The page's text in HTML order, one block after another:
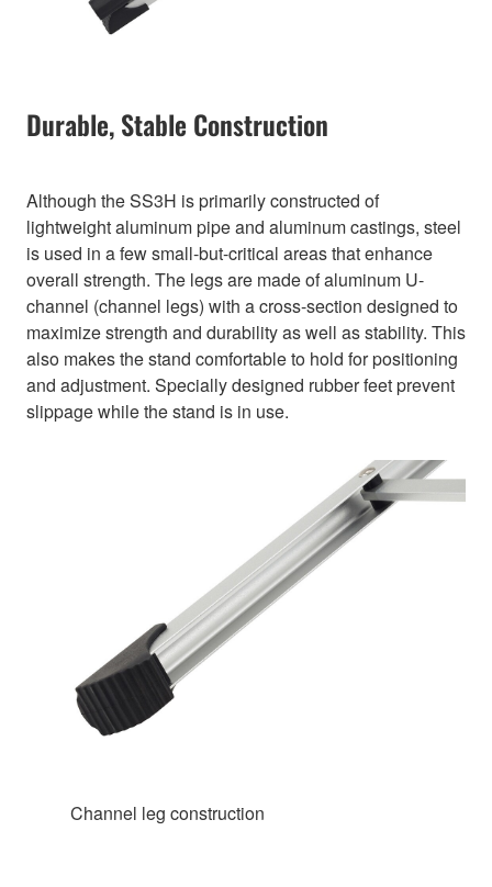
Durable, Stable Construction
Although the SS3H is primarily constructed of
lightweight aluminum pipe and aluminum castings, steel
is used in a few small-but-critical areas that enhance
overall strength. The legs are made of aluminum U-
channel (channel legs) with a cross-section designed to
maximize strength and durability as well as stability. This
also makes the stand comfortable to hold for positioning
and adjustment. Specially designed rubber feet prevent
slippage while the stand is in use.
Channel leg construction